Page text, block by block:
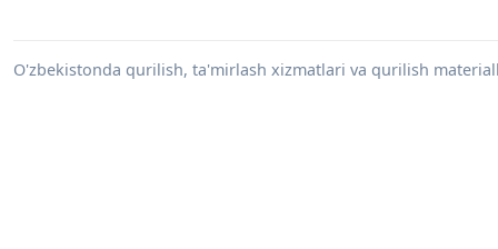
O'zbekistonda qurilish, ta'mirlash xizmatlari va qurilish